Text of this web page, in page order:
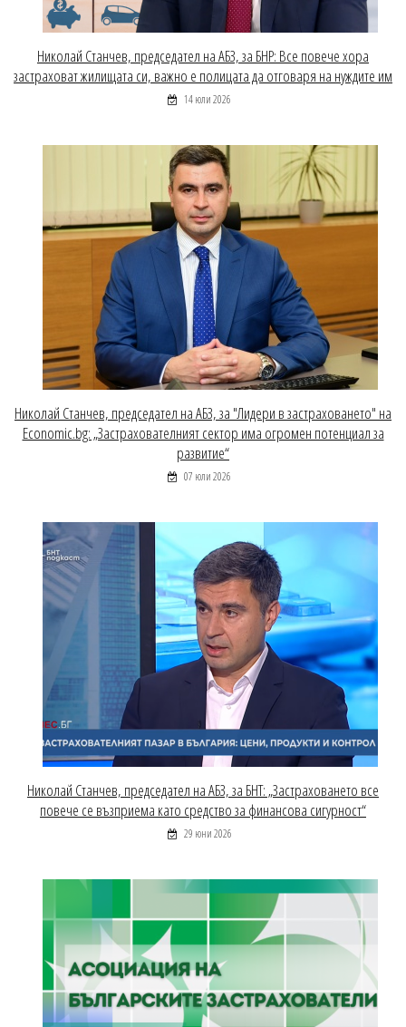
Николай Станчев, председател на АБЗ, за БНР: Все повече хора
застраховат жилищата си, важно е полицата да отговаря на нуждите им
14 юли 2026
Николай Станчев, председател на АБЗ, за "Лидери в застраховането" на
Economic.bg: „Застрахователният сектор има огромен потенциал за
развитие“
07 юли 2026
Николай Станчев, председател на АБЗ, за БНТ: „Застраховането все
повече се възприема като средство за финансова сигурност“
29 юни 2026